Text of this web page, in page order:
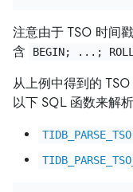
注意由于 TSO 时间
含
BEGIN; ...;
从上例中得到的
以下 SQL 函数来解